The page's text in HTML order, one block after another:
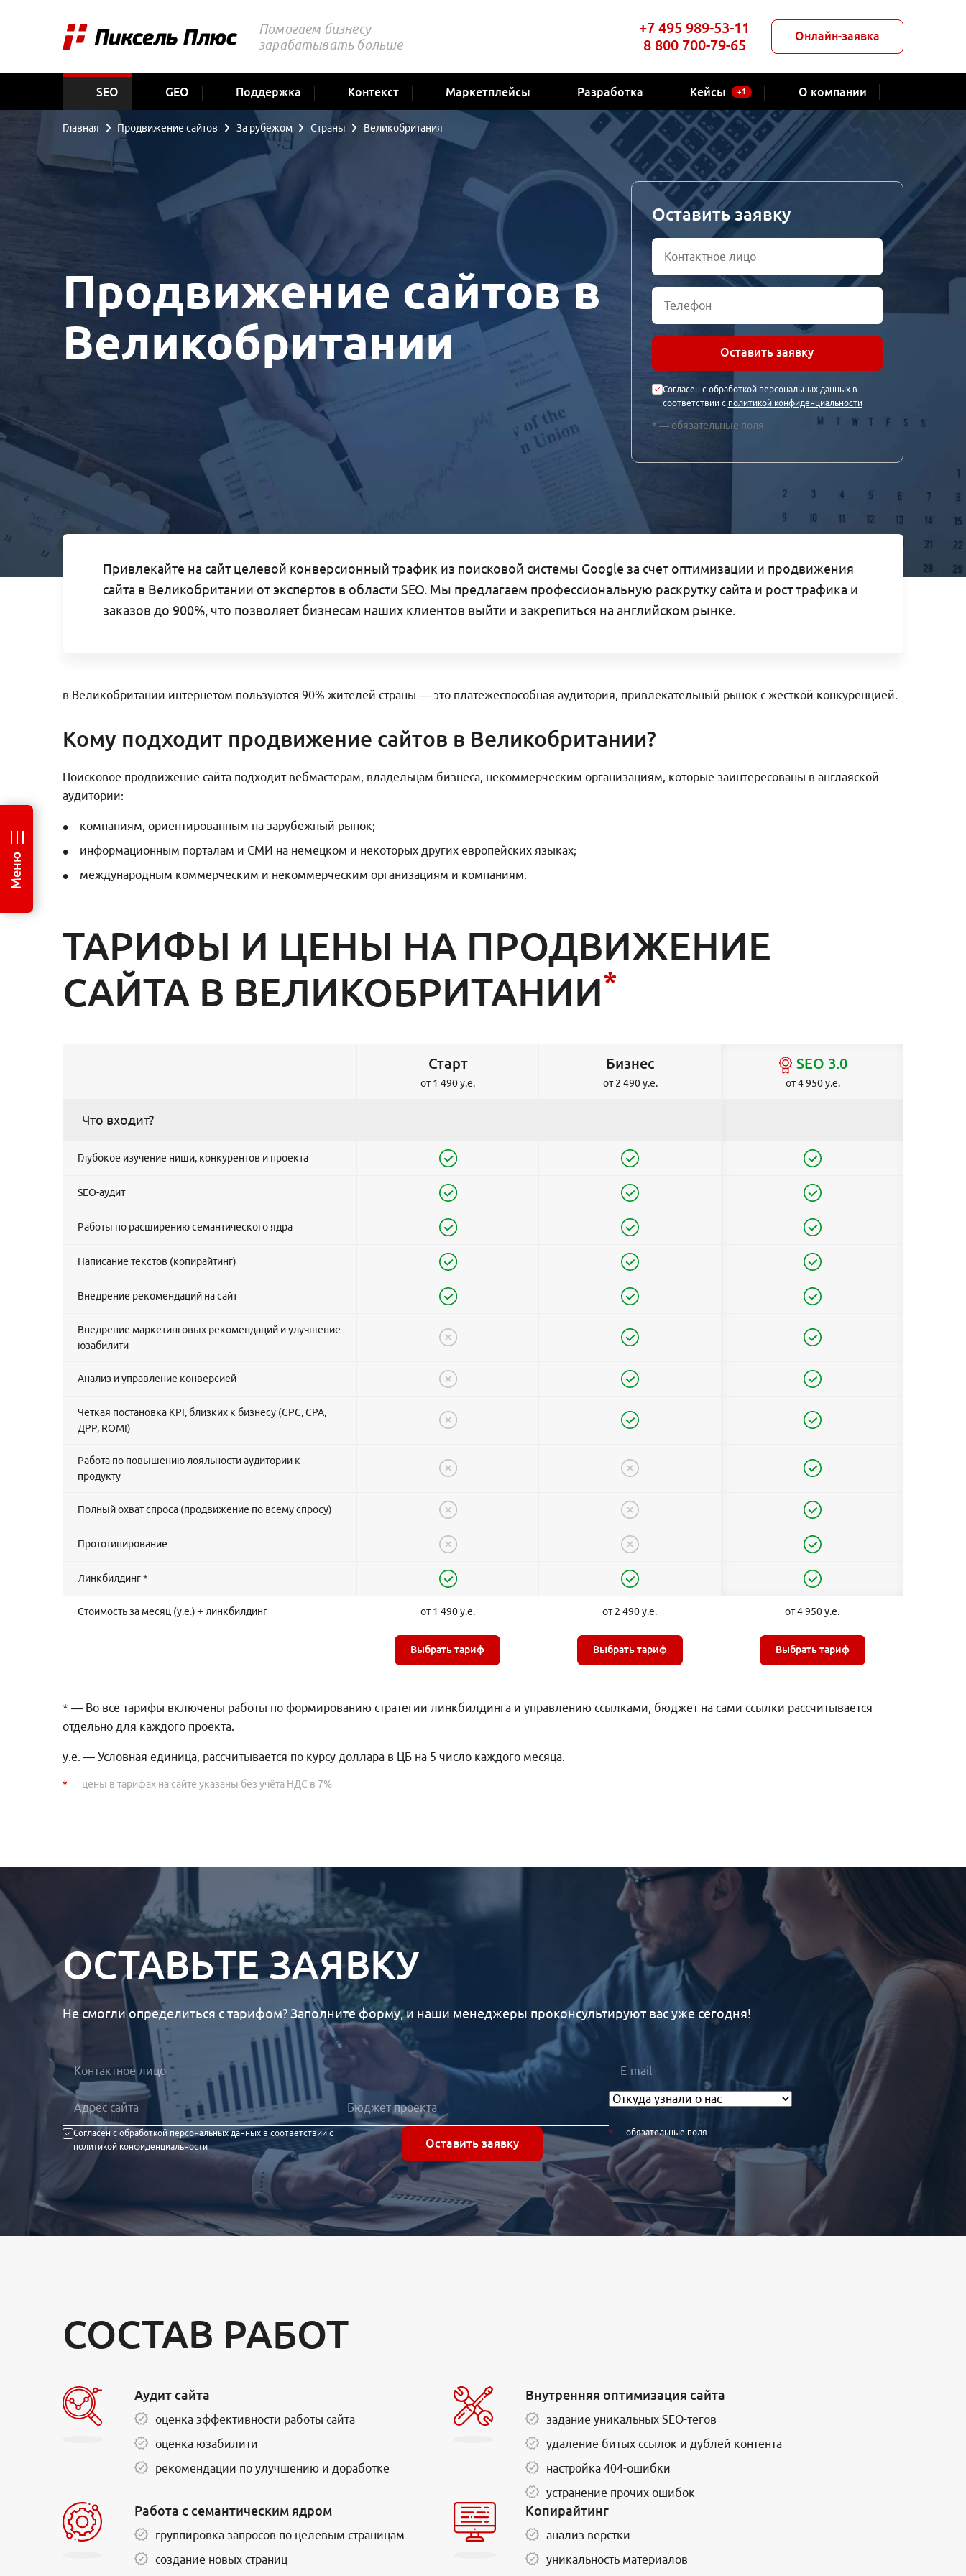
Помогаем бизнесу
зарабатывать больше
+7 495 989-53-11
8 800 700-79-65
Онлайн-заявка
SEO GEO Поддержка Контекст Маркетплейсы Разработка Кейсы +1 О компании
Оставить заявку
Оставить заявку
Согласен с обработкой персональных данных в
соответствии с политикой конфиденциальности
* — обязательные поля
Продвижение сайтов в
Великобритании
Главная Продвижение сайтов За рубежом Страны Великобритания
Привлекайте на сайт целевой конверсионный трафик из поисковой системы Google за счет оптимизации и продвижения
сайта в Великобритании от экспертов в области SEO. Мы предлагаем профессиональную раскрутку сайта и рост трафика и
заказов до 900%, что позволяет бизнесам наших клиентов выйти и закрепиться на английском рынке.
в Великобритании интернетом пользуются 90% жителей страны — это платежеспособная аудитория, привлекательный рынок с жесткой конкуренцией.
Кому подходит продвижение сайтов в Великобритании?
Поисковое продвижение сайта подходит вебмастерам, владельцам бизнеса, некоммерческим организациям, которые заинтересованы в англаяской
аудитории:
компаниям, ориентированным на зарубежный рынок;
информационным порталам и СМИ на немецком и некоторых других европейских языках;
международным коммерческим и некоммерческим организациям и компаниям.
ТАРИФЫ И ЦЕНЫ НА ПРОДВИЖЕНИЕ
САЙТА В ВЕЛИКОБРИТАНИИ*
Старт
от 1 490 у.е.
Бизнес
от 2 490 у.е.
SEO 3.0
от 4 950 у.е.
Что входит?
Глубокое изучение ниши, конкурентов и проекта
SEO-аудит
Работы по расширению семантического ядра
Написание текстов (копирайтинг)
Внедрение рекомендаций на сайт
Внедрение маркетинговых рекомендаций и улучшение
юзабилити
Анализ и управление конверсией
Четкая постановка KPI, близких к бизнесу (CPC, CPA,
ДРР, ROMI)
Работа по повышению лояльности аудитории к
продукту
Полный охват спроса (продвижение по всему спросу)
Прототипирование
Линкбилдинг *
Стоимость за месяц (у.е.) + линкбилдинг от 1 490 у.е. от 2 490 у.е. от 4 950 у.е.
Выбрать тариф Выбрать тариф Выбрать тариф
* — Во все тарифы включены работы по формированию стратегии линкбилдинга и управлению ссылками, бюджет на сами ссылки рассчитывается
отдельно для каждого проекта.
у.е. — Условная единица, рассчитывается по курсу доллара в ЦБ на 5 число каждого месяца.
* — цены в тарифах на сайте указаны без учёта НДС в 7%
ОСТАВЬТЕ ЗАЯВКУ
Не смогли определиться с тарифом? Заполните форму, и наши менеджеры проконсультируют вас уже сегодня!
Согласен с обработкой персональных данных в соответствии с
политикой конфиденциальности
Оставить заявку
— обязательные поля
СОСТАВ РАБОТ
Аудит сайта
оценка эффективности работы сайта
оценка юзабилити
рекомендации по улучшению и доработке
Внутренняя оптимизация сайта
задание уникальных SEO-тегов
удаление битых ссылок и дублей контента
настройка 404-ошибки
устранение прочих ошибок
Работа с семантическим ядром
группировка запросов по целевым страницам
создание новых страниц
Копирайтинг
анализ верстки
уникальность материалов
Меню